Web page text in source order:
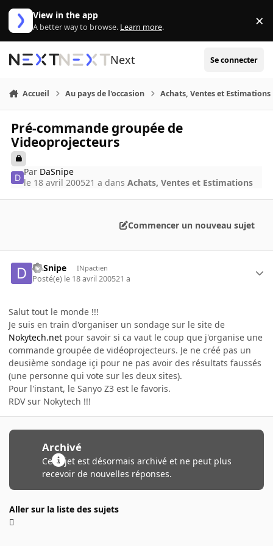
Aller au contenu
View in the app
A better way to browse. Learn more. ×
Next Se connecter
Accueil Au pays de l'occasion Achats, Ventes et Estimations
Pré-commande groupée de
Videoprojecteurs
Par DaSnipe
le 18 avril 200521 a dansAchats, Ventes et Estimations
Commencer un nouveau sujet
DaSnipe INpactien
Posté(e) le 18 avril 200521 a
Salut tout le monde !!!
Je suis en train d'organiser un sondage sur le site de
Nokytech.net pour savoir si ca vaut le coup que j'organise une
commande groupée de vidéoprojecteurs. Je ne créé pas un
deusième sondage içi pour ne pas avoir des résultats faussés
(une personne qui vote sur les deux sites).
Pour l'instant, le Sanyo Z3 est le favoris.
RDV sur Nokytech !!!
Archivé
Ce sujet est désormais archivé et ne peut plus
recevoir de nouvelles réponses.
Aller sur la liste des sujets